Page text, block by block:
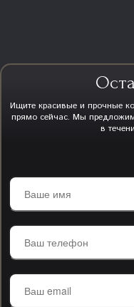
Ищите красивые и прочные
прямо сейчас. Мы
в